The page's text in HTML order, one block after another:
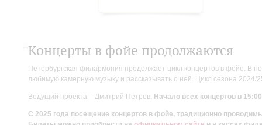
Концерты в фойе продолжаются
Петербургская филармония продолжает цикл концертов в фойе. В
любимую камерную музыку и рассказывать о ней. Цикл сезона
Ведущий проекта – Дмитрий Петров. Начало всех концертов в
С 2025 года посещение концертов в фойе, традиционно